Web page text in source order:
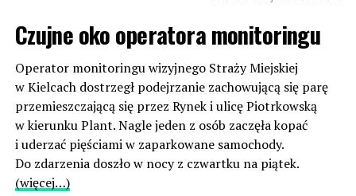
Czujne oko operatora monitoringu
Operator monitoringu wizyjnego Straży Miejskiej
w Kielcach dostrzegł podejrzanie zachowującą się parę
przemieszczającą się przez Rynek i ulicę Piotrkowską
w kierunku Plant. Nagle jeden z osób zaczęła kopać
i uderzać pięściami w zaparkowane samochody.
Do zdarzenia doszło w nocy z czwartku na piątek.
(więcej…)